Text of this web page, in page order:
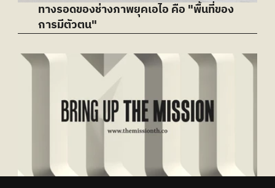
ทางรอดของช่างภาพยุคเอไอ คือ "พื้นที่ของ
การมีตัวตน"